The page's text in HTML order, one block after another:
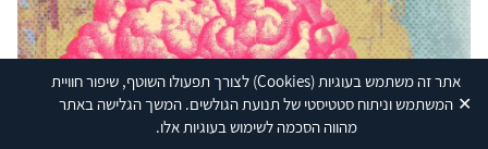
אתר זה משתמש בעוגיות(Cookies) לצורך תפעולו השוטף, שיפור חוויית
המשתמש וניתוח סטטיסטי של תנועת הגולשים. המשך הגלישה באתר
מהווה הסכמה לשימוש בעוגיות אלו.
✕